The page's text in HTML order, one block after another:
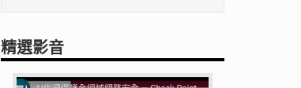
精選影音